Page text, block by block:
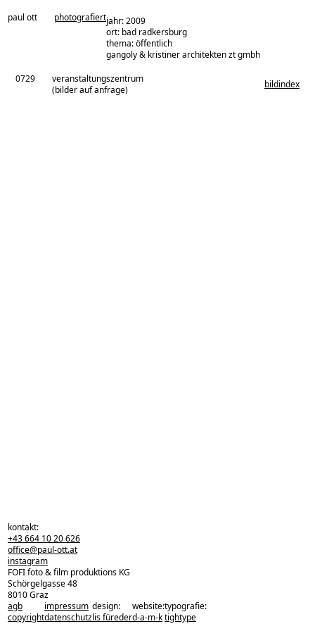
paul ott photografiertjahr: 2009
ort: bad radkersburg
thema: öffentlich
architekturbüro:
gangoly & kristiner architekten zt gmbh
0729
veranstaltungszentrum
(bilder auf anfrage)
bildindex
zurück zu den projekten
kontakt:
+43 664 10 20 626
office@paul-ott.at
instagram
FOFI foto & film produktions KG
Schörgelgasse 48
8010 Graz
agb
copyright
impressum
datenschutz
design:
lis füreder
website:
d-a-m-k
typografie:
tightype